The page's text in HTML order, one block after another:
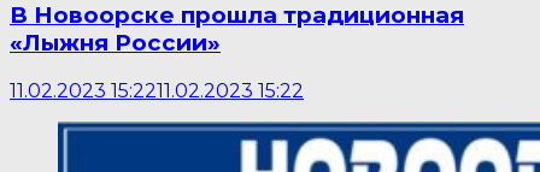
В Новоорске прошла традиционная
«Лыжня России»
11.02.2023 15:2211.02.2023 15:22